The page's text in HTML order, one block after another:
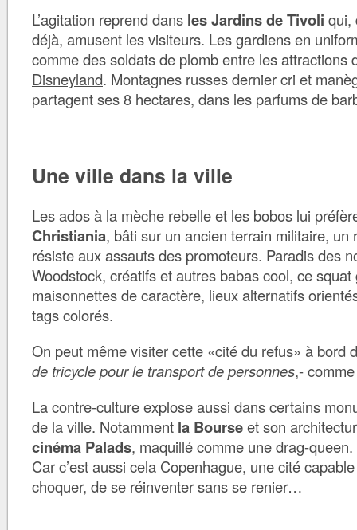
L’agitation reprend dans les Jardins de Tivoli qui,
déjà, amusent les visiteurs. Les gardiens en
comme des soldats de plomb entre les attractions
Disneyland. Montagnes russes dernier cri et
partagent ses 8 hectares, dans les parfums de
Une ville dans la ville
Les ados à la mèche rebelle et les bobos lui
Christiania, bâti sur un ancien terrain militaire, un
résiste aux assauts des promoteurs. Paradis des
Woodstock, créatifs et autres babas cool, ce squat
maisonnettes de caractère, lieux alternatifs
tags colorés.
On peut même visiter cette «cité du refus» à bord
de tricycle pour le transport de personnes,-
La contre-culture explose aussi dans certains
de la ville. Notamment la Bourseet son
cinéma Palads, maquillé comme une drag-queen.
Car c’est aussi cela Copenhague, une cité
choquer, de se réinventer sans se renier…